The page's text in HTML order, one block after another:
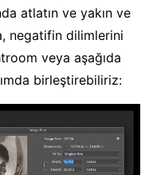
atlatın ve yakın ve
negatifin dilimlerini
veya aşağıda
birleştirebiliriz: